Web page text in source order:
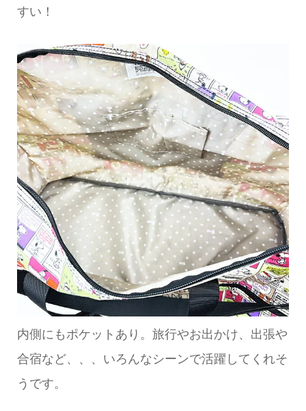
すい！
内側にもポケットあり。旅行やお出かけ、出張や
合宿など、、、いろんなシーンで活躍してくれそ
うです。